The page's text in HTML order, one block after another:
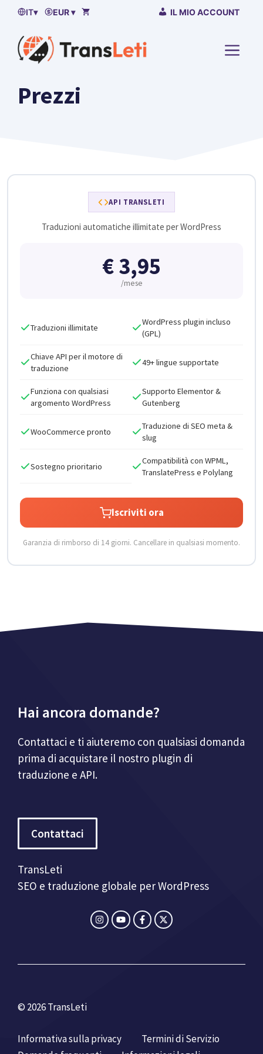
contenuto
IT▾ EUR ▾ IL MIO ACCOUNT
MENU
Prezzi
API TRANSLETI
Traduzioni automatiche illimitate per WordPress
€3,95
/mese
Traduzioni illimitate
WordPress plugin incluso
(GPL)
Chiave API per il motore di
traduzione
49+ lingue supportate
Funziona con qualsiasi
argomento WordPress
Supporto Elementor &
Gutenberg
WooCommerce pronto
Traduzione di SEO meta &
slug
Sostegno prioritario
Compatibilità con WPML,
TranslatePress e Polylang
Iscriviti ora
Garanzia di rimborso di 14 giorni. Cancellare in qualsiasi momento.
Hai ancora domande?
Contattaci e ti aiuteremo con qualsiasi domanda
prima di acquistare il nostro plugin di
traduzione e API.
Contattaci
TransLeti
SEO e traduzione globale per WordPress
© 2026 TransLeti
Informativa sulla privacy
Termini di Servizio